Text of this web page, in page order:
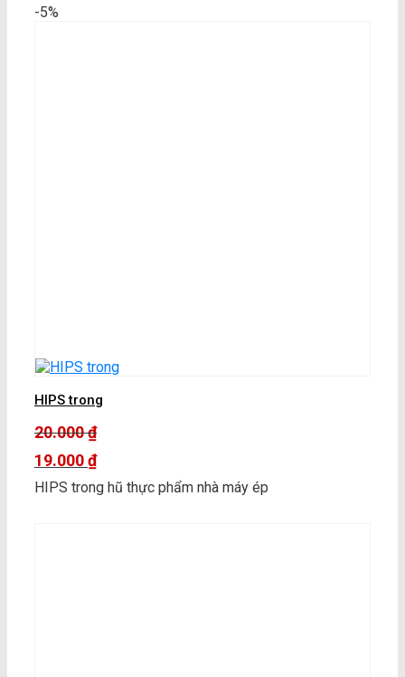
-5%
HIPS trong
20.000₫
Giá
là:
19.000₫
Giá
HIPS trong hũ thực phẩm nhà máy ép